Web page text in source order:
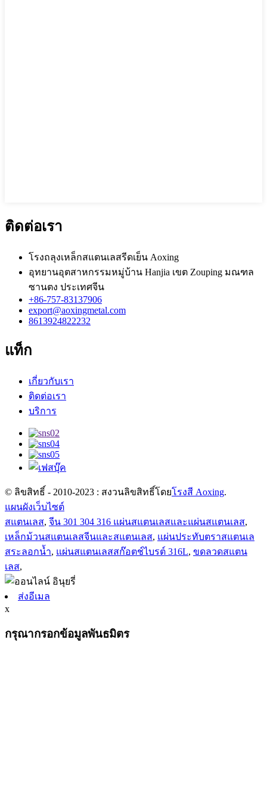
ติดต่อเรา
โรงถลุงเหล็กสแตนเลสรีดเย็น Aoxing
อุทยานอุตสาหกรรมหมู่บ้าน Hanjia เขต Zouping มณฑล
ซานตง ประเทศจีน
+86-757-83137906
export@aoxingmetal.com
8613924822232
แท็ก
เกี่ยวกับเรา
ติดต่อเรา
บริการ
© ลิขสิทธิ์ - 2010-2023 : สงวนลิขสิทธิ์โดยโรงสี Aoxing.
แผนผังเว็บไซต์
สแตนเลส, จีน 301 304 316 แผ่นสแตนเลสและแผ่นสแตนเลส,
เหล็กม้วนสแตนเลสจีนและสแตนเลส, แผ่นประทับตราสแตนเล
สระลอกน้ำ, แผ่นสแตนเลสสก๊อตช์ไบรต์ 316L, ขดลวดสแตน
เลส,
ส่งอีเมล
x
กรุณากรอกข้อมูลพันธมิตร